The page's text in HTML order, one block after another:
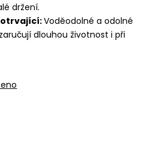
držení.
Voděodolné a odolné
dlouhou životnost i při